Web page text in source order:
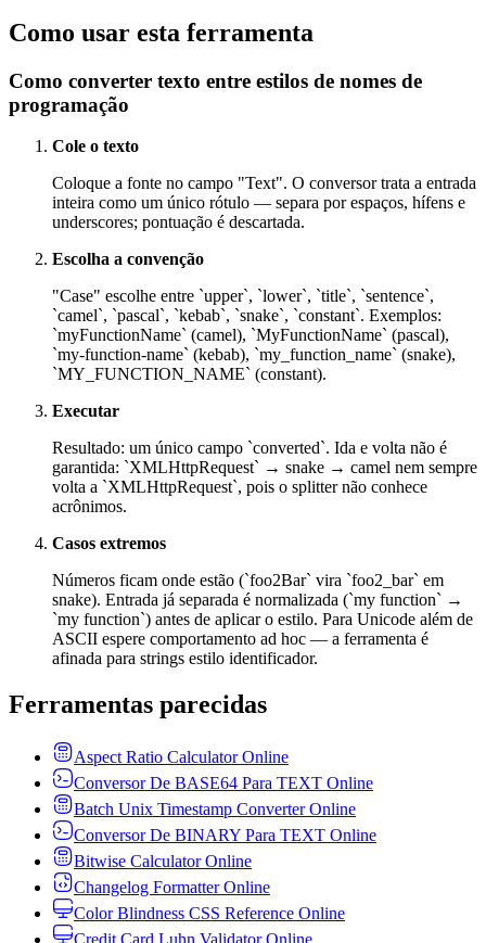
Como usar esta ferramenta
Como converter texto entre estilos de nomes de
programação
Cole o texto
Coloque a fonte no campo "Text". O conversor trata a entrada
inteira como um único rótulo — separa por espaços, hífens e
underscores; pontuação é descartada.
Escolha a convenção
"Case" escolhe entre `upper`, `lower`, `title`, `sentence`,
`camel`, `pascal`, `kebab`, `snake`, `constant`. Exemplos:
`myFunctionName` (camel), `MyFunctionName` (pascal),
`my-function-name` (kebab), `my_function_name` (snake),
`MY_FUNCTION_NAME` (constant).
Executar
Resultado: um único campo `converted`. Ida e volta não é
garantida: `XMLHttpRequest` → snake → camel nem sempre
volta a `XMLHttpRequest`, pois o splitter não conhece
acrônimos.
Casos extremos
Números ficam onde estão (`foo2Bar` vira `foo2_bar` em
snake). Entrada já separada é normalizada (`my function` →
`my function`) antes de aplicar o estilo. Para Unicode além de
ASCII espere comportamento ad hoc — a ferramenta é
afinada para strings estilo identificador.
Ferramentas parecidas
Aspect Ratio Calculator Online
Conversor De BASE64 Para TEXT Online
Batch Unix Timestamp Converter Online
Conversor De BINARY Para TEXT Online
Bitwise Calculator Online
Changelog Formatter Online
Color Blindness CSS Reference Online